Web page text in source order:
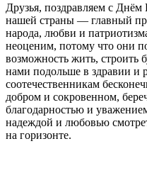
Друзья, поздравляем с
нашей страны — главный
народа, любви и
неоценим, потому что они
возможность жить, строить
нами подольше в здравии и
соотечественникам
добром и сокровенном,
благодарностью и
надеждой и любовью
на горизонте.